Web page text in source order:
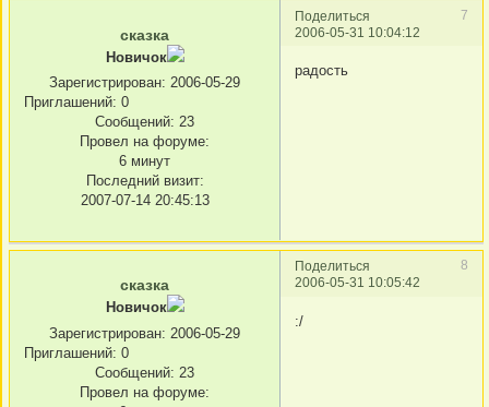
Поделиться
7
2006-05-31 10:04:12
сказка
Новичок
Зарегистрирован: 2006-05-29
Приглашений: 0
Сообщений: 23
Провел на форуме:
6 минут
Последний визит:
2007-07-14 20:45:13
радость
Поделиться
8
2006-05-31 10:05:42
сказка
Новичок
Зарегистрирован: 2006-05-29
Приглашений: 0
Сообщений: 23
Провел на форуме:
:/